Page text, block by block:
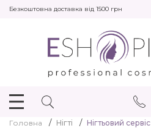
Безкоштовна доставка від 1500 грн
Головна Нігті Нігтьовий сервіс